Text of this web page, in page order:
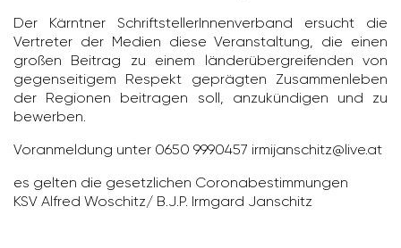
Der Kärntner Schrift­stel­le­rIn­nen­ver­band ersucht die
Vertreter der Medien diese Veran­stal­tung, die einen
großen Beitrag zu einem länder­über­grei­fenden von
gegen­sei­tigem Respekt geprägten Zusam­men­leben
der Regionen beitragen soll, anzu­kün­digen und zu
bewerben.
Voran­mel­dung unter 0650 9990457 irmi­j­an­schitz@live.at
es gelten die gesetz­li­chen Coro­na­be­stim­mungen
KSV Alfred Woschitz/ B.J.P. Irmgard Janschitz